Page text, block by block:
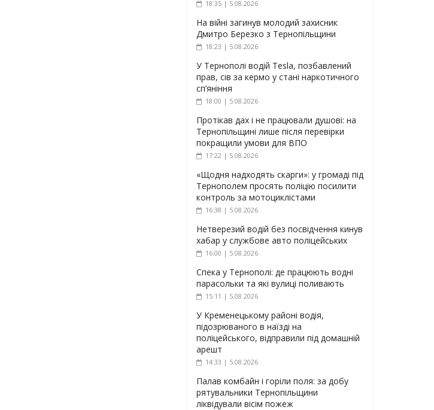
18:35 | 5.08.2026
На війні загинув молодий захисник
Дмитро Березко з Тернопільщини
18:23 | 5.08.2026
У Тернополі водій Tesla, позбавлений
прав, сів за кермо у стані наркотичного
сп’яніння
18:00 | 5.08.2026
Протікав дах і не працювали душові: на
Тернопільщині лише після перевірки
покращили умови для ВПО
17:22 | 5.08.2026
«Щодня надходять скарги»: у громаді під
Тернополем просять поліцію посилити
контроль за мотоциклістами
16:38 | 5.08.2026
Нетверезий водій без посвідчення кинув
хабар у службове авто поліцейських
16:00 | 5.08.2026
Спека у Тернополі: де працюють водні
парасольки та які вулиці поливають
15:11 | 5.08.2026
У Кременецькому районі водія,
підозрюваного в наїзді на
поліцейського, відправили під домашній
арешт
14:33 | 5.08.2026
Палав комбайн і горіли поля: за добу
рятувальники Тернопільщини
ліквідували вісім пожеж